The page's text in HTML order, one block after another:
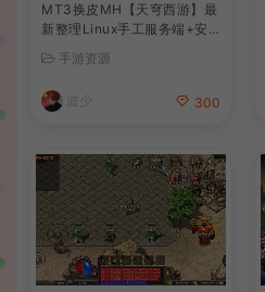
MT3换皮MH【天穹西游】最
新整理Linux手工服务端+安
卓苹果双端+GM后台+详细搭
建教程+全套源码+视频教程
手游资源
波少 300